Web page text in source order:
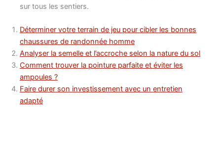
sur tous les sentiers.
Déterminer votre terrain de jeu pour cibler les bonnes
chaussures de randonnée homme
Analyser la semelle et l’accroche selon la nature du sol
Comment trouver la pointure parfaite et éviter les
ampoules ?
Faire durer son investissement avec un entretien
adapté